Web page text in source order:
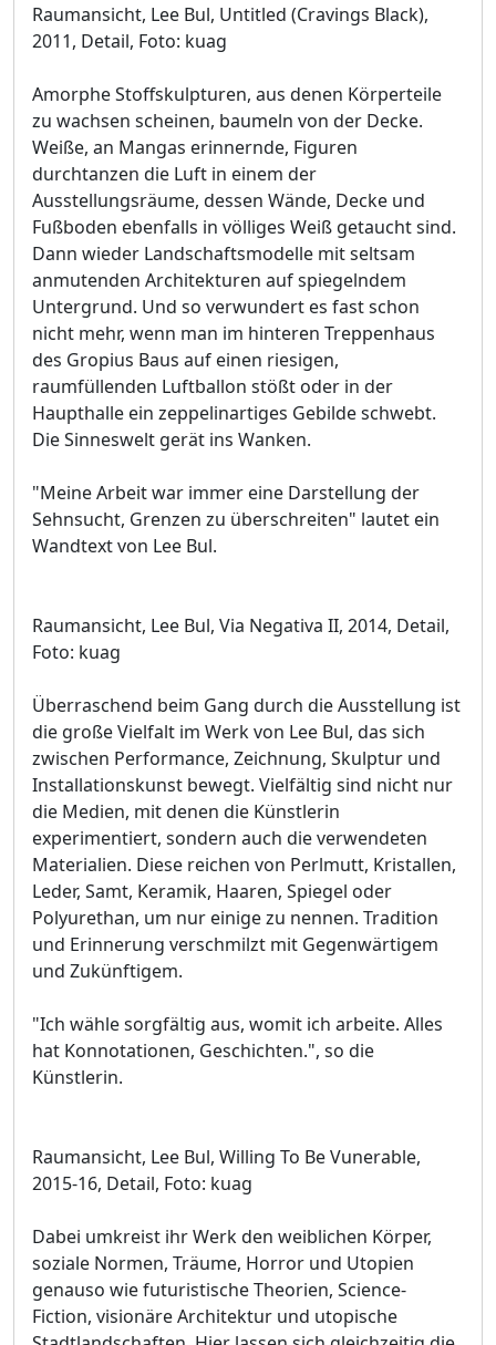
Raumansicht, Lee Bul, Untitled (Cravings Black),
2011, Detail, Foto: kuag
Amorphe Stoffskulpturen, aus denen Körperteile
zu wachsen scheinen, baumeln von der Decke.
Weiße, an Mangas erinnernde, Figuren
durchtanzen die Luft in einem der
Ausstellungsräume, dessen Wände, Decke und
Fußboden ebenfalls in völliges Weiß getaucht sind.
Dann wieder Landschaftsmodelle mit seltsam
anmutenden Architekturen auf spiegelndem
Untergrund. Und so verwundert es fast schon
nicht mehr, wenn man im hinteren Treppenhaus
des Gropius Baus auf einen riesigen,
raumfüllenden Luftballon stößt oder in der
Haupthalle ein zeppelinartiges Gebilde schwebt.
Die Sinneswelt gerät ins Wanken.
"Meine Arbeit war immer eine Darstellung der
Sehnsucht, Grenzen zu überschreiten" lautet ein
Wandtext von Lee Bul.
Raumansicht, Lee Bul, Via Negativa II, 2014, Detail,
Foto: kuag
Überraschend beim Gang durch die Ausstellung ist
die große Vielfalt im Werk von Lee Bul, das sich
zwischen Performance, Zeichnung, Skulptur und
Installationskunst bewegt. Vielfältig sind nicht nur
die Medien, mit denen die Künstlerin
experimentiert, sondern auch die verwendeten
Materialien. Diese reichen von Perlmutt, Kristallen,
Leder, Samt, Keramik, Haaren, Spiegel oder
Polyurethan, um nur einige zu nennen. Tradition
und Erinnerung verschmilzt mit Gegenwärtigem
und Zukünftigem.
"Ich wähle sorgfältig aus, womit ich arbeite. Alles
hat Konnotationen, Geschichten.", so die
Künstlerin.
Raumansicht, Lee Bul, Willing To Be Vunerable,
2015-16, Detail, Foto: kuag
Dabei umkreist ihr Werk den weiblichen Körper,
soziale Normen, Träume, Horror und Utopien
genauso wie futuristische Theorien, Science-
Fiction, visionäre Architektur und utopische